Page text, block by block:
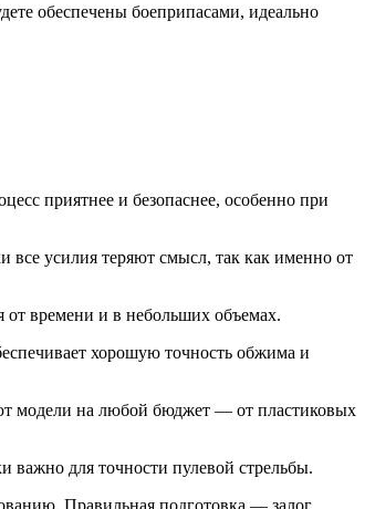
обеспечены боеприпасами, идеально
приятнее и безопаснее, особенно при
все усилия теряют смысл, так как именно от
от времени и в небольших объемах.
хорошую точность обжима и
модели на любой бюджет — от пластиковых
важно для точности пулевой стрельбы.